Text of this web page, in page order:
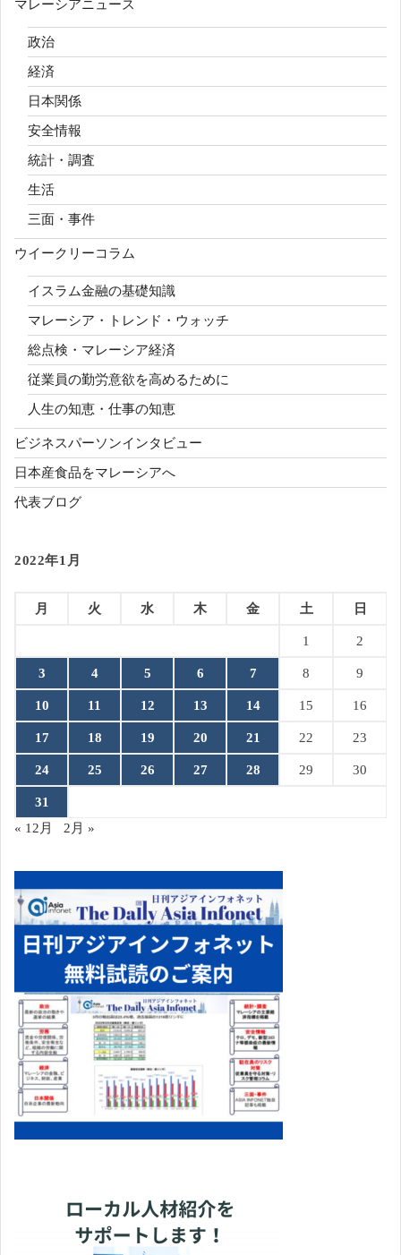
マレーシアニュース
政治
経済
日本関係
安全情報
統計・調査
生活
三面・事件
ウイークリーコラム
イスラム金融の基礎知識
マレーシア・トレンド・ウォッチ
総点検・マレーシア経済
従業員の勤労意欲を高めるために
人生の知恵・仕事の知恵
ビジネスパーソンインタビュー
日本産食品をマレーシアへ
代表ブログ
2022年1月
月 火 水 木 金 土 日
1 2
3 4 5 6 7 8 9
10 11 12 13 14 15 16
17 18 19 20 21 22 23
24 25 26 27 28 29 30
31
« 12月
2月 »